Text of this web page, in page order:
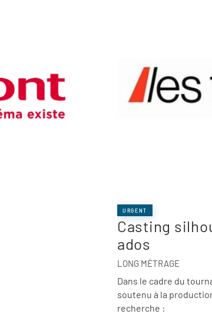
URGENT
Casting
ados
LONG MÉTRAGE
Dans le cadre du
soutenu à la
recherche :